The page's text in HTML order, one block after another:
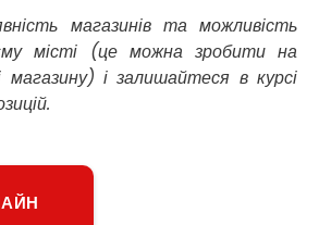
магазинів та можливість
місті (це можна зробити на
магазину) і залишайтеся в курсі